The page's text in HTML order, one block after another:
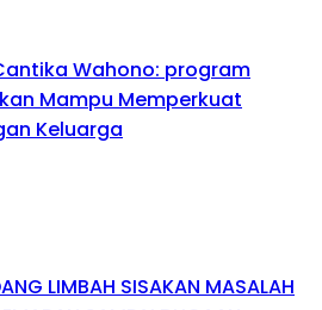
Wahono: program
Mampu Memperkuat
Keluarga
LIMBAH SISAKAN MASALAH